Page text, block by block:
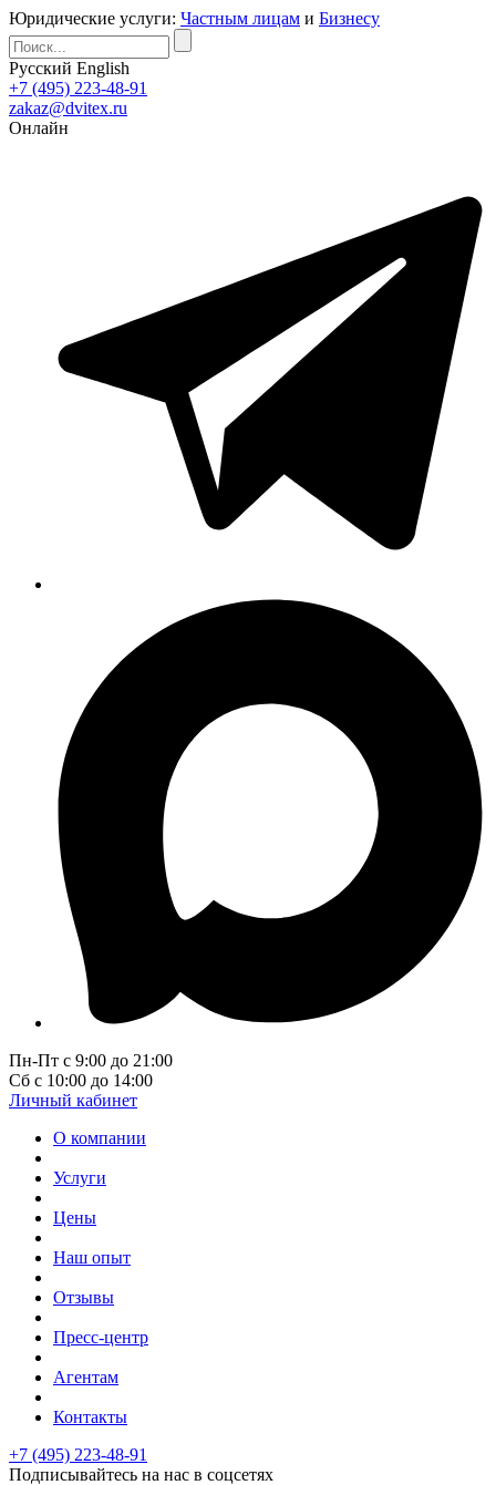
Юридические услуги: Частным лицам и Бизнесу
Русский English
+7 (495) 223-48-91
zakaz@dvitex.ru
Онлайн
Пн-Пт с 9:00 до 21:00
Сб с 10:00 до 14:00
Личный кабинет
О компании
Услуги
Цены
Наш опыт
Отзывы
Пресс-центр
Агентам
Контакты
+7 (495) 223-48-91
Подписывайтесь на нас в соцсетях